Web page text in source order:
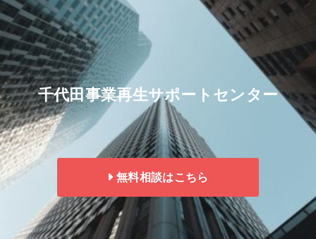
千代田事業再生サポートセンター
無料相談はこちら